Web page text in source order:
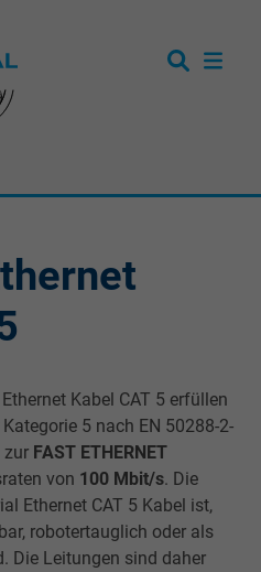
Kabel CAT 5 erfüllen
5 nach EN 50288-2-
zur FAST ETHERNET
von 100 Mbit/s. Die
Ethernet CAT 5 Kabel ist,
robotertauglich oder als
Die Leitungen sind daher